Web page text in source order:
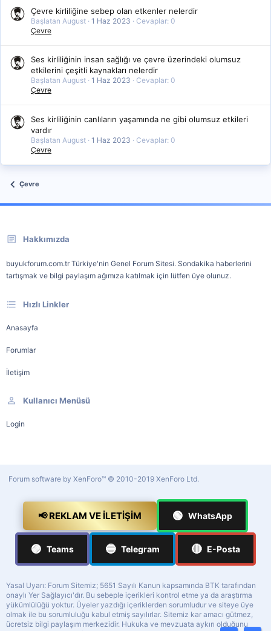
Çevre kirliliğine sebep olan etkenler nelerdir
Başlatan August 1 Haz 2023
Cevaplar: 0
Çevre
Ses kirliliğinin insan sağlığı ve çevre üzerindeki olumsuz
etkilerini çeşitli kaynakları nelerdir
Başlatan August 1 Haz 2023
Cevaplar: 0
Çevre
Ses kirliliğinin canlıların yaşamında ne gibi olumsuz etkileri
vardır
Başlatan August 1 Haz 2023
Cevaplar: 0
Çevre
Çevre
Hakkımızda
buyukforum.com.tr Türkiye'nin Genel Forum Sitesi. Sondakika haberlerini
tartışmak ve bilgi paylaşım ağımıza katılmak için lütfen üye olunuz.
Hızlı Linkler
Anasayfa
Forumlar
İletişim
Kullanıcı Menüsü
Login
Forum software by XenForo™ © 2010-2019 XenForo Ltd.
📢 REKLAM VE İLETIŞIM 🟢 WhatsApp
🟣 Teams 🔵 Telegram 🔴 E-Posta
Yasal Uyarı: Forum Sitemiz; 5651 Sayılı Kanun kapsamında BTK tarafından
onaylı Yer Sağlayıcı'dır. Bu sebeple içerikleri kontrol etme ya da araştırma
yükümlülüğü yoktur. Üyeler yazdığı içeriklerden sorumludur ve siteye üye
olmak ile bu sorumluluğu kabul etmiş sayılırlar. Sitemiz kar amacı gütmez,
ücretsiz bilgi paylaşım merkezidir. Hukuka ve mevzuata aykırı olduğunu